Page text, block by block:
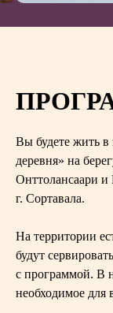
Вы будете жить в
деревня» на
Онттолансаари и
г. Сортавала.
На территории
будут
с программой. В
необходимое для